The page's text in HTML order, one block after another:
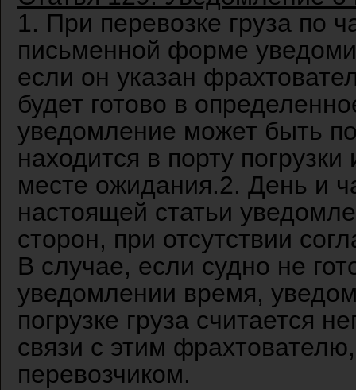
1. При перевозке груза по
письменной форме
если он указан
будет готово в
уведомление может быть
находится в порту
месте ожидания.2. День и
настоящей статьи
сторон, при отсутствии
В случае, если судно не
уведомлении время,
погрузке груза считается
связи с этим
перевозчиком.